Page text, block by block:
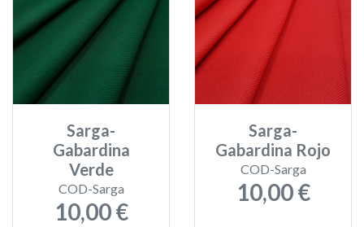
Sarga-
Gabardina
Verde
COD-Sarga
10,00 €
Sarga-
Gabardina Rojo
COD-Sarga
10,00 €